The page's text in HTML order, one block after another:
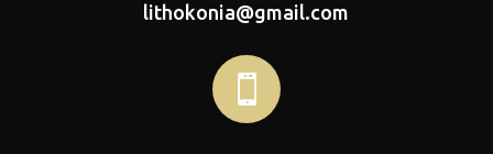
lithokonia@gmail.com
